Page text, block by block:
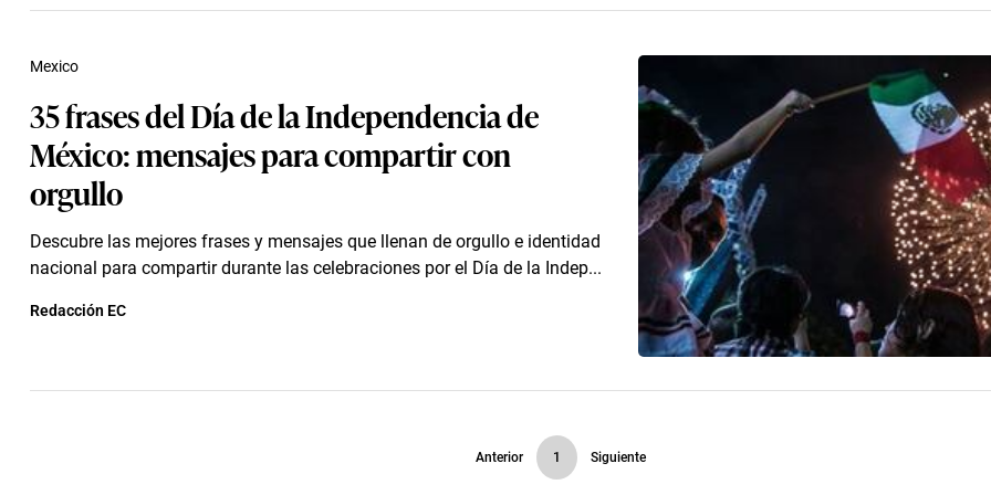
35 frases del Día de la Independencia de
México: mensajes para compartir con
orgullo
Descubre las mejores frases y mensajes que llenan de orgullo e identidad
nacional para compartir durante las celebraciones por el Día de la Indep...
Mexico
Redacción EC
Anterior 1 Siguiente